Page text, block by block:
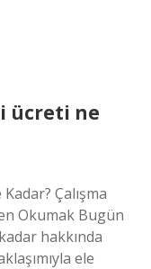
ücreti ne
Çalışma
Okumak Bugün
hakkında
ele